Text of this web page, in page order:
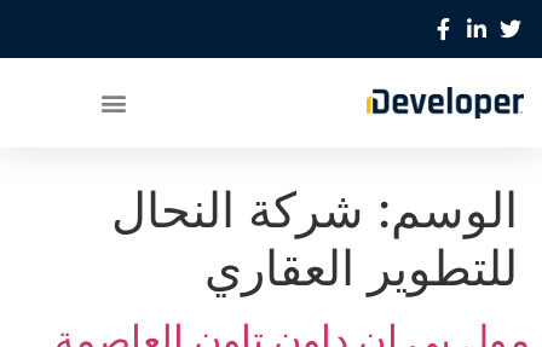
الوسم: شركة النحال
للتطوير العقاري